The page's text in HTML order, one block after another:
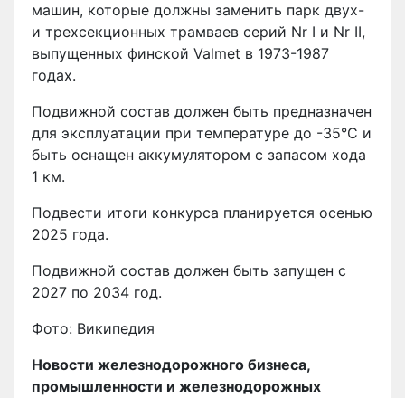
машин, которые должны заменить парк двух-
и трехсекционных трамваев серий Nr I и Nr II,
выпущенных финской Valmet в 1973-1987
годах.
Подвижной состав должен быть предназначен
для эксплуатации при температуре до -35°C и
быть оснащен аккумулятором с запасом хода
1 км.
Подвести итоги конкурса планируется осенью
2025 года.
Подвижной состав должен быть запущен с
2027 по 2034 год.
Фото: Википедия
Новости железнодорожного бизнеса,
промышленности и железнодорожных